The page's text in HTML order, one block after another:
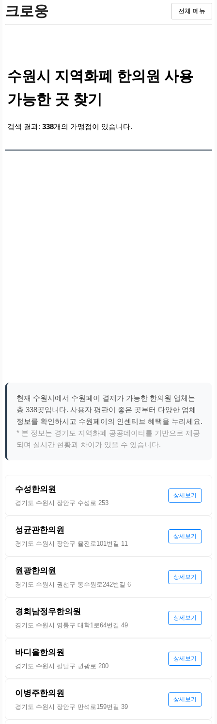
크로웅 전체 메뉴
수원시 지역화폐 한의원 사용
가능한 곳 찾기
검색 결과: 338개의 가맹점이 있습니다.
현재 수원시에서 수원페이 결제가 가능한 한의원 업체는
총 338곳입니다. 사용자 평판이 좋은 곳부터 다양한 업체
정보를 확인하시고 수원페이의 인센티브 혜택을 누리세요.
* 본 정보는 경기도 지역화폐 공공데이터를 기반으로 제공
되며 실시간 현황과 차이가 있을 수 있습니다.
수성한의원
경기도 수원시 장안구 수성로 253
상세보기
성균관한의원
경기도 수원시 장안구 율전로101번길 11
상세보기
원광한의원
경기도 수원시 권선구 동수원로242번길 6
상세보기
경희남정우한의원
경기도 수원시 영통구 대학1로64번길 49
상세보기
바디올한의원
경기도 수원시 팔달구 권광로 200
상세보기
이병주한의원
경기도 수원시 장안구 만석로159번길 39
상세보기